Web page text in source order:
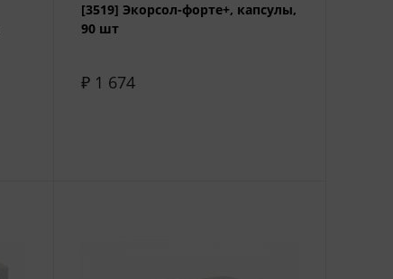
[3519] Экорсол-форте+, капсулы,
90 шт
₽ 1 674